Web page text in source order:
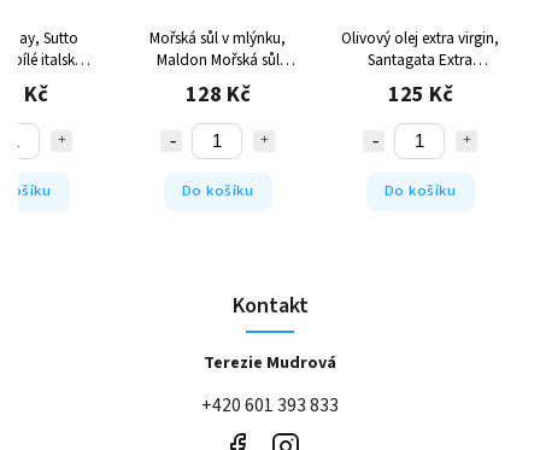
Sutto
bílé italské
vínoKč
košíku
Mořská sůl v mlýnku,
Maldon Mořská sůl
vysoké kvality
128 Kč
Do košíku
Olivový olej extra virgin,
Santagata Extra
panenský olivový olej
Santagata
125 Kč
Do košíku
Kontakt
Terezie Mudrová
+420 601 393 833